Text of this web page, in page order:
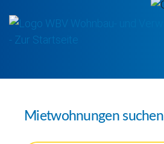
Mietwohnungen suchen